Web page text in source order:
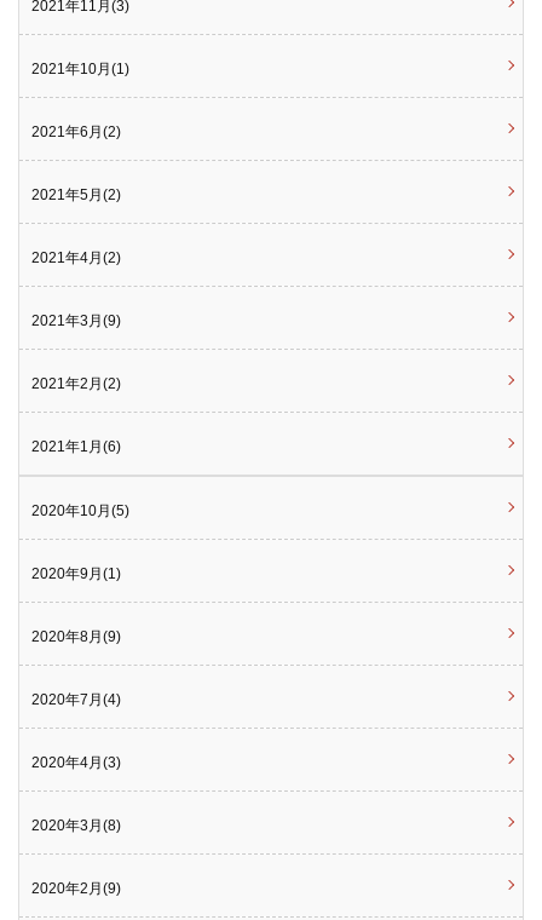
2021年11月(3)
2021年10月(1)
2021年6月(2)
2021年5月(2)
2021年4月(2)
2021年3月(9)
2021年2月(2)
2021年1月(6)
2020年10月(5)
2020年9月(1)
2020年8月(9)
2020年7月(4)
2020年4月(3)
2020年3月(8)
2020年2月(9)